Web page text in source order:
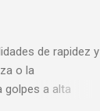
de rapidez y
o la
golpes a alta